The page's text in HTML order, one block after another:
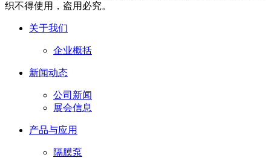
织不得使用，盗用必究。
关于我们
企业概括
新闻动态
公司新闻
展会信息
产品与应用
隔膜泵